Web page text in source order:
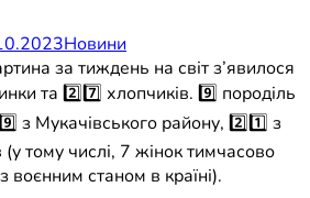
Новини
за тиждень на світ з’явилося
та 2️⃣7️⃣ хлопчиків. 9️⃣ породіль
з Мукачівського району, 2️⃣1️⃣ з
(у тому числі, 7 жінок тимчасово
воєнним станом в країні).